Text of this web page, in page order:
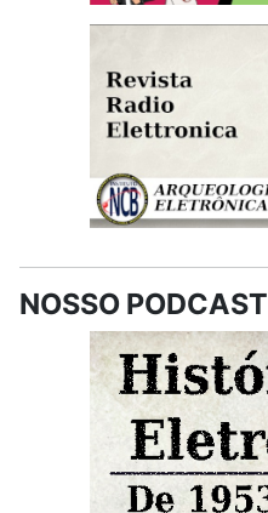
NOSSO PODCAST